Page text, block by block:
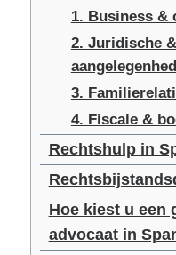
1. Business &
2. Juridische
3.
4. Fiscale &
Rechtshulp in
Hoe kiest u een
advocaat in